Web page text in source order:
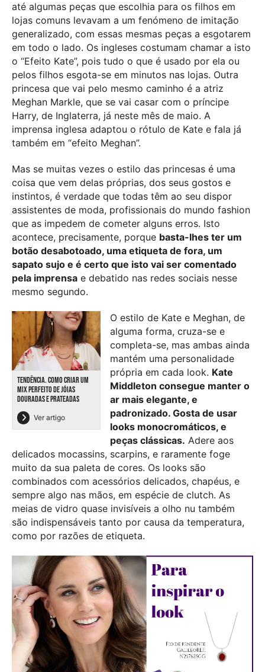
até algumas peças que escolhia para os filhos em
lojas comuns levavam a um fenómeno de imitação
generalizado, com essas mesmas peças a esgotarem
em todo o lado. Os ingleses costumam chamar a isto
o “Efeito Kate”, pois tudo o que é usado por ela ou
pelos filhos esgota-se em minutos nas lojas. Outra
princesa que vai pelo mesmo caminho é a atriz
Meghan Markle, que se vai casar com o príncipe
Harry, de Inglaterra, já neste mês de maio. A
imprensa inglesa adaptou o rótulo de Kate e fala já
também em “efeito Meghan”.
Mas se muitas vezes o estilo das princesas é uma
coisa que vem delas próprias, dos seus gostos e
instintos, é verdade que todas têm ao seu dispor
assistentes de moda, profissionais do mundo fashion
que as impedem de cometer alguns erros. Isto
acontece, precisamente, porque basta-lhes ter um
botão desabotoado, uma etiqueta de fora, um
sapato sujo e é certo que isto vai ser comentado
pela imprensa e debatido nas redes sociais nesse
mesmo segundo.
TENDÊNCIA. COMO CRIAR UM
MIX PERFEITO DE JÓIAS
DOURADAS E PRATEADAS
Ver artigo
O estilo de Kate e Meghan, de
alguma forma, cruza-se e
completa-se, mas ambas ainda
mantém uma personalidade
própria em cada look. Kate
Middleton consegue manter o
ar mais elegante, e
padronizado. Gosta de usar
looks monocromáticos, e
peças clássicas. Adere aos
delicados mocassins, scarpins, e raramente foge
muito da sua paleta de cores. Os looks são
combinados com acessórios delicados, chapéus, e
sempre algo nas mãos, em espécie de clutch. As
meias de vidro quase invisíveis a olho nu também
são indispensáveis tanto por causa da temperatura,
como por razões de etiqueta.